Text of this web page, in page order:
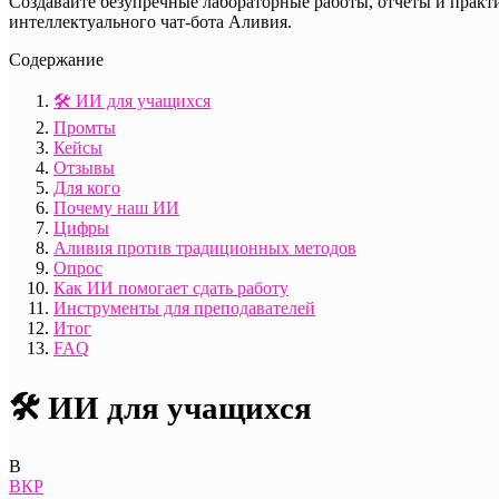
интеллектуального чат-бота Аливия.
Содержание
🛠️ ИИ для учащихся
Промты
Кейсы
Отзывы
Для кого
Почему наш ИИ
Цифры
Аливия против традиционных методов
Опрос
Как ИИ помогает сдать работу
Инструменты для преподавателей
Итог
FAQ
🛠️ ИИ для учащихся
В
ВКР